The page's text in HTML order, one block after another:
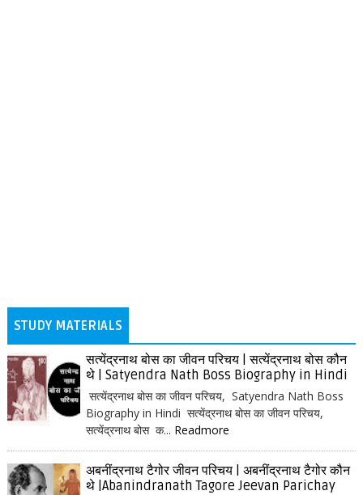
STUDY MATERIALS
सत्येंद्रनाथ बोस का जीवन परिचय | सत्येंद्रनाथ बोस कौन
थे | Satyendra Nath Boss Biography in Hindi
सत्येंद्रनाथ बोस का जीवन परिचय, Satyendra Nath Boss
Biography in Hindi सत्येंद्रनाथ बोस का जीवन परिचय,
सत्येंद्रनाथ बोस क... Readmore
अबनींद्रनाथ टैगोर जीवन परिचय | अबनींद्रनाथ टैगोर कौन
थे |Abanindranath Tagore Jeevan Parichay